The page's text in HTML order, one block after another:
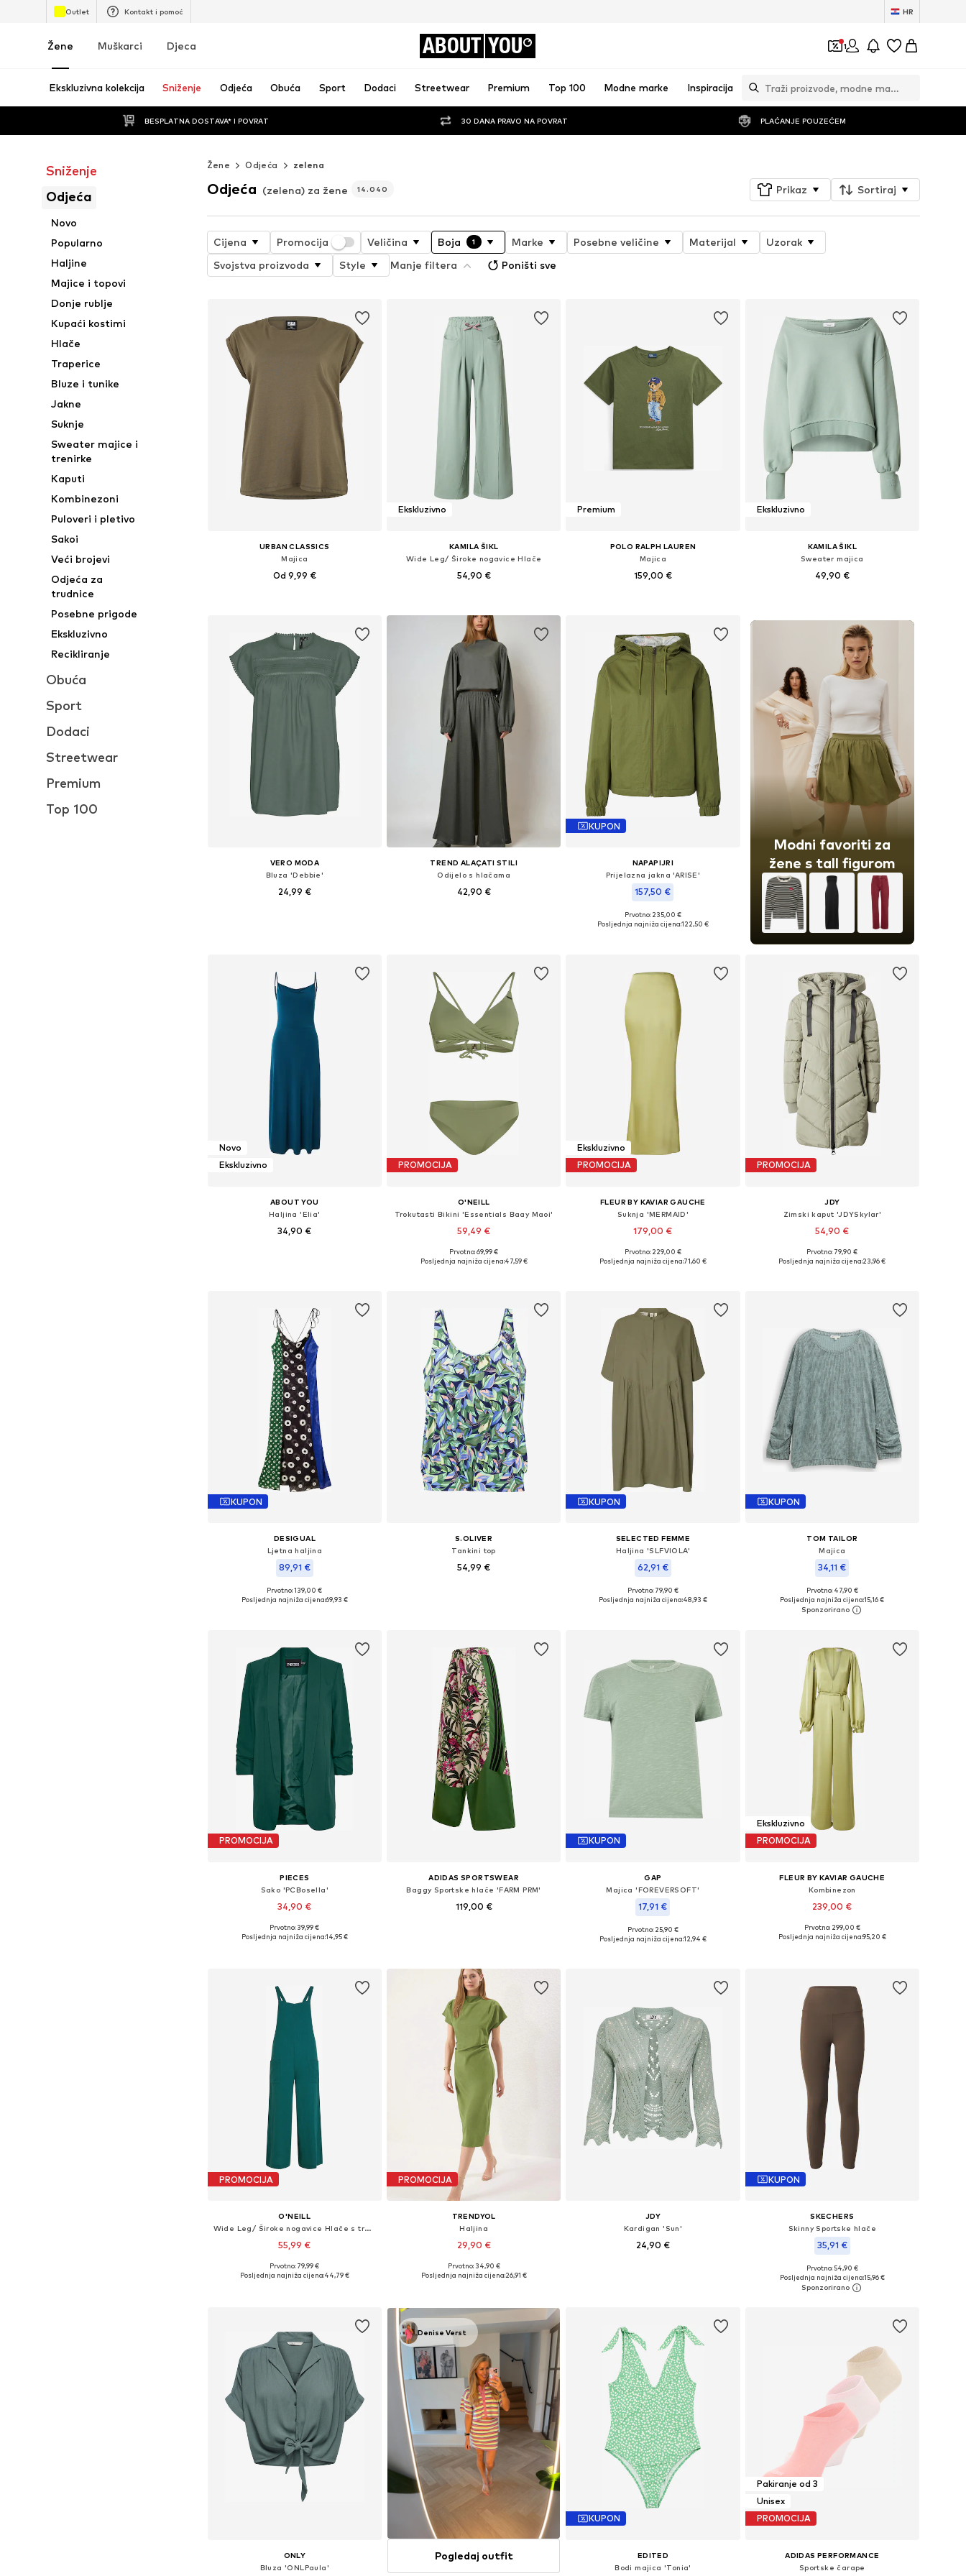
Outlet Kontakt i pomoć HR
Žene Muškarci Djeca ABOUT YOU 1
Ekskluzivna kolekcija Sniženje Odjeća Obuća Sport Dodaci Streetwear Premium Top 100 Modne marke Inspiracija
BESPLATNA DOSTAVA* I POVRAT 30 DANA PRAVO NA POVRAT PLAĆANJE POUZEĆEM
Sniženje
Odjeća
Novo
Popularno
Haljine
Majice i topovi
Donje rublje
Kupaći kostimi
Hlače
Traperice
Bluze i tunike
Jakne
Suknje
Sweater majice i
trenirke
Kaputi
Kombinezoni
Puloveri i pletivo
Sakoi
Veći brojevi
Odjeća za
trudnice
Posebne prigode
Ekskluzivno
Recikliranje
Obuća
Sport
Dodaci
Streetwear
Premium
Top 100
Žene Odjeća zelena
Odjeća (zelena) za žene 14.040 Prikaz Sortiraj
Cijena Promocija Veličina Boja 1 Marke Posebne veličine Materijal
Uzorak
Svojstva proizvoda
Style Manje filtera Poništi sve
URBAN CLASSICS
Majica
Od 9,99 €
Ekskluzivno
KAMILA ŠIKL
Wide Leg/ Široke nogavice Hlače
54,90 €
Dodaj u košaricu
Premium
POLO RALPH LAUREN
Majica
159,00 €
Ekskluzivno
KAMILA ŠIKL
Sweater majica
49,90 €
Dodaj u košaricu
VERO MODA
Bluza 'Debbie'
24,99 €
TREND ALAÇATI STILI
Odijelo s hlačama
42,90 €
KUPON
NAPAPIJRI
Prijelazna jakna 'ARISE'
157,50 €
+1
Dostupne veličine: XS, S, M, L, XL
Prvotno: 235,00 €
Posljednja najniža cijena:122,50 €
Modni favoriti za
žene s tall figurom
Novo
Ekskluzivno
ABOUT YOU
Haljina 'Elia'
34,90 €
PROMOCIJA
O'NEILL
Trokutasti Bikini 'Essentials Baay Maoi'
59,49 €
Dostupne veličine: XS, S, M, L, XL, XXL
Prvotno: 69,99 €
Posljednja najniža cijena:47,59 €
Ekskluzivno
PROMOCIJA
FLEUR BY KAVIAR GAUCHE
Suknja 'MERMAID'
179,00 €
Dostupne veličine: 34, 36, 38, 40, 42, 44
Prvotno: 229,00 €
Posljednja najniža cijena:71,60 €
PROMOCIJA
JDY
Zimski kaput 'JDYSkylar'
54,90 €
+ 3
Dostupne veličine: XS, S, M, L
Prvotno: 79,90 €
Posljednja najniža cijena:23,96 €
KUPON
DESIGUAL
Ljetna haljina
89,91 €
Dostupne veličine: 36, 38, 40, 42
Prvotno: 139,00 €
Posljednja najniža cijena:69,93 €
S.OLIVER
Tankini top
54,99 €
KUPON
SELECTED FEMME
Haljina 'SLFVIOLA'
62,91 €
Dostupne veličine: 36, 38, 40, 42
Prvotno: 79,90 €
Posljednja najniža cijena:48,93 €
KUPON
TOM TAILOR
Majica
34,11 €
Dostupne veličine: XS, S, M, L, XL
Dodaj u košaricu
Prvotno: 47,90 €
Posljednja najniža cijena:15,16 €
PROMOCIJA
PIECES
Sako 'PCBosella'
34,90 €
+28
Dostupne veličine: 34, 36, 38, 40, 42
Prvotno: 39,99 €
Posljednja najniža cijena:14,95 €
ADIDAS SPORTSWEAR
Baggy Sportske hlače 'FARM PRM'
119,00 €
KUPON
GAP
Majica 'FOREVERSOFT'
17,91 €
+ 5
Dostupne veličine: XS, S, M, L, XL
Prvotno: 25,90 €
Posljednja najniža cijena:12,94 €
Ekskluzivno
PROMOCIJA
FLEUR BY KAVIAR GAUCHE
Kombinezon
239,00 €
Dostupne veličine: XS, S, M, L, XL
Prvotno: 299,00 €
Posljednja najniža cijena:95,20 €
PROMOCIJA
O'NEILL
Wide Leg/ Široke nogavice Hlače s tregerima 'Brenda'
55,99 €
Dostupne veličine: XS, S, M, L, XL
Prvotno: 79,99 €
Posljednja najniža cijena:44,79 €
PROMOCIJA
TRENDYOL
Haljina
29,90 €
Dostupne veličine: 34, 36, 38, 40, 42
Prvotno: 34,90 €
Posljednja najniža cijena:26,91 €
JDY
Kardigan 'Sun'
24,90 €
KUPON
SKECHERS
Skinny Sportske hlače
35,91 €
Dostupne veličine: XS
Dodaj u košaricu
Prvotno: 54,90 €
Posljednja najniža cijena:15,96 €
ONLY
Bluza 'ONLPaula'
Denise Verst
Pogledaj outfit
KUPON
EDITED
Bodi majica 'Tonia'
Pakiranje od 3
Unisex
PROMOCIJA
ADIDAS PERFORMANCE
Sportske čarape